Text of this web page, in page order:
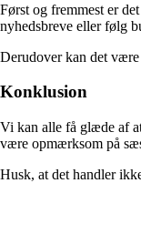
Først og fremmest er
nyhedsbreve eller følg
Derudover kan det
Konklusion
Vi kan alle få glæde af
være opmærksom på
Husk, at det handler